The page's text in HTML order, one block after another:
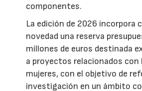
componentes.
La edición de 2026 incorpora
novedad una reserva
millones de euros destinada
a proyectos relacionados con
mujeres, con el objetivo de
investigación en un ámbito